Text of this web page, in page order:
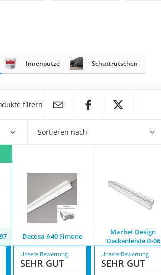
Innenputze Schuttrutschen
filtern
Sortieren nach
Decosa A40 Simone
Marbet Design
Deckenleiste B-06
Unsere Bewertung
SEHR GUT
Unsere Bewertung
SEHR GUT